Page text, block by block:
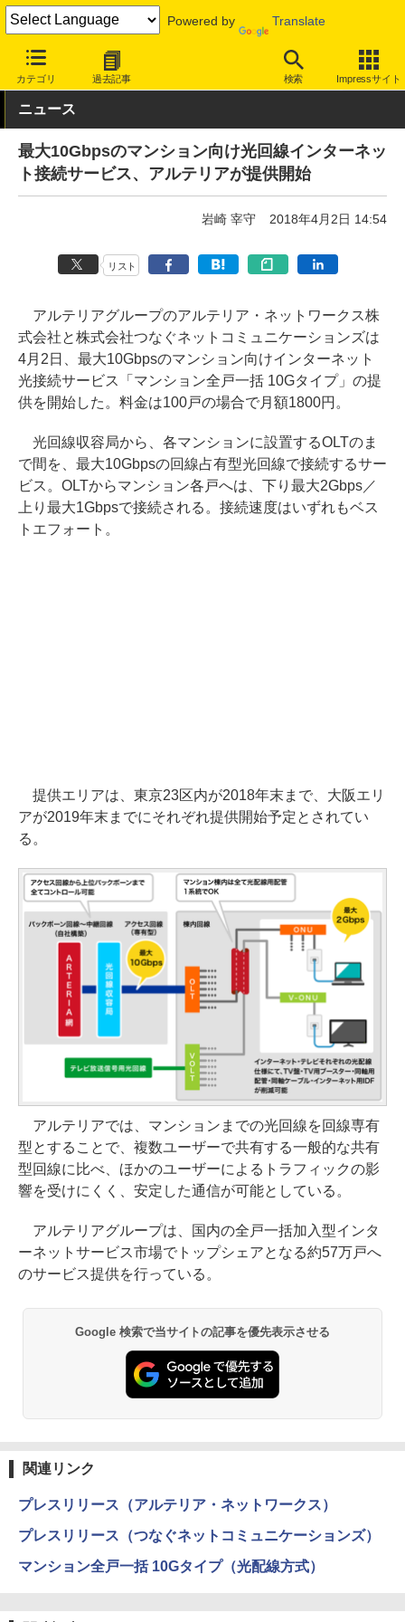
Powered by Translate
カテゴリ 過去記事 検索 Impressサイト
INTERNET Watch サービス/ソフト 固定回線
ニュース
最大10Gbpsのマンション向け光回線インターネッ
ト接続サービス、アルテリアが提供開始
岩崎 宰守 2018年4月2日 14:54
リスト
アルテリアグループのアルテリア・ネットワークス株
式会社と株式会社つなぐネットコミュニケーションズは
4月2日、最大10Gbpsのマンション向けインターネット
光接続サービス「マンション全戸一括 10Gタイプ」の提
供を開始した。料金は100戸の場合で月額1800円。
光回線収容局から、各マンションに設置するOLTのま
で間を、最大10Gbpsの回線占有型光回線で接続するサー
ビス。OLTからマンション各戸へは、下り最大2Gbps／
上り最大1Gbpsで接続される。接続速度はいずれもベス
トエフォート。
提供エリアは、東京23区内が2018年末まで、大阪エリ
アが2019年末までにそれぞれ提供開始予定とされてい
る。
アルテリアでは、マンションまでの光回線を回線専有
型とすることで、複数ユーザーで共有する一般的な共有
型回線に比べ、ほかのユーザーによるトラフィックの影
響を受けにくく、安定した通信が可能としている。
アルテリアグループは、国内の全戸一括加入型インタ
ーネットサービス市場でトップシェアとなる約57万戸へ
のサービス提供を行っている。
Google 検索で当サイトの記事を優先表示させる
関連リンク
プレスリリース（アルテリア・ネットワークス）
プレスリリース（つなぐネットコミュニケーションズ）
マンション全戸一括 10Gタイプ（光配線方式）